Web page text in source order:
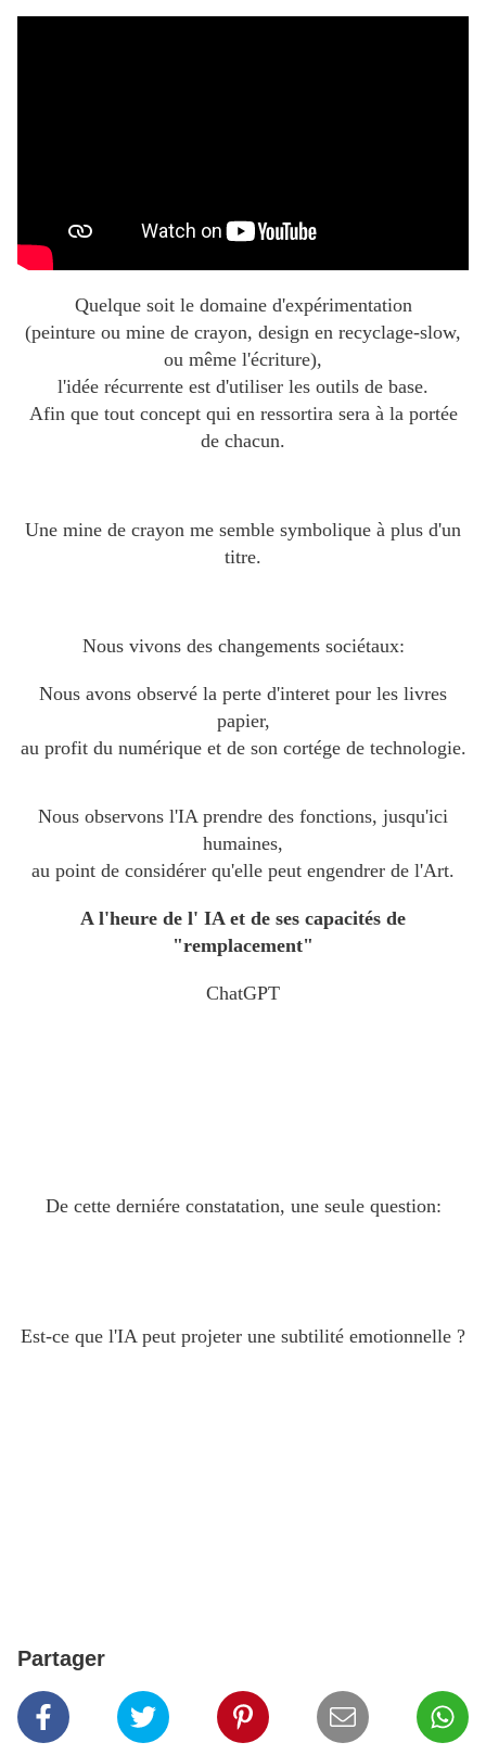
Quelque soit le domaine d'expérimentation
(peinture ou mine de crayon, design en recyclage-slow,
ou même l'écriture),
l'idée récurrente est d'utiliser les outils de base.
Afin que tout concept qui en ressortira sera à la portée
de chacun.
Une mine de crayon me semble symbolique à plus d'un
titre.
Nous vivons des changements sociétaux:
Nous avons observé la perte d'interet pour les livres
papier,
au profit du numérique et de son cortége de technologie.
Nous observons l'IA prendre des fonctions, jusqu'ici
humaines,
au point de considérer qu'elle peut engendrer de l'Art.
A l'heure de l' IA et de ses capacités de
"remplacement"
ChatGPT
De cette derniére constatation, une seule question:
Est-ce que l'IA peut projeter une subtilité emotionnelle ?
Partager